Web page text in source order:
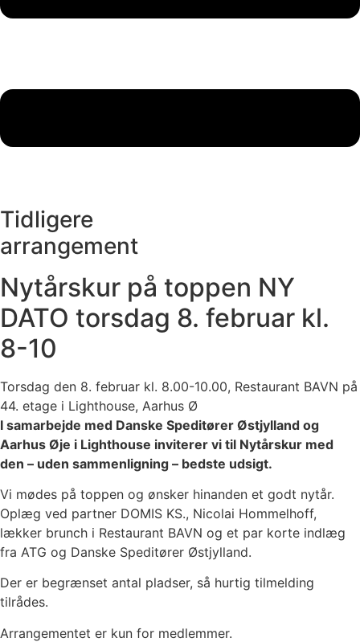
Tidligere
arrangement
Nytårskur på toppen NY
DATO torsdag 8. februar kl.
8-10
Torsdag den 8. februar kl. 8.00-10.00, Restaurant BAVN på
44. etage i Lighthouse, Aarhus Ø
I samarbejde med Danske Speditører Østjylland og
Aarhus Øje i Lighthouse inviterer vi til Nytårskur med
den – uden sammenligning – bedste udsigt.
Vi mødes på toppen og ønsker hinanden et godt nytår.
Oplæg ved partner DOMIS KS., Nicolai Hommelhoff,
lækker brunch i Restaurant BAVN og et par korte indlæg
fra ATG og Danske Speditører Østjylland.
Der er begrænset antal pladser, så hurtig tilmelding
tilrådes.
Arrangementet er kun for medlemmer.